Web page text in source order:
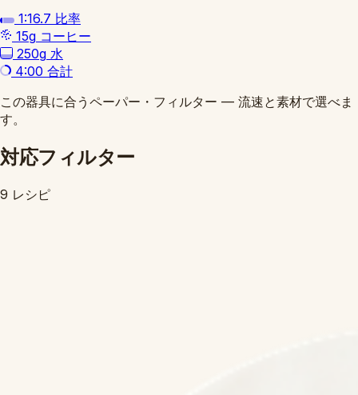
1:16.7 比率
15g コーヒー
250g 水
4:00 合計
この器具に合うペーパー・フィルター — 流速と素材で選べま
す。
対応フィルター
9 レシピ